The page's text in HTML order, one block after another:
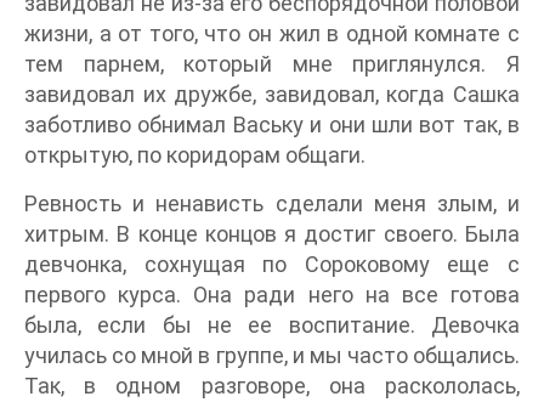
жизни, а от того, что он жил в одной комнате с
тем парнем, который мне приглянулся. Я
завидовал их дружбе, завидовал, когда Сашка
заботливо обнимал Ваську и они шли вот так, в
открытую, по коридорам общаги.
Ревность и ненависть сделали меня злым, и
хитрым. В конце концов я достиг своего. Была
девчонка, сохнущая по Сороковому еще с
первого курса. Она ради него на все готова
была, если бы не ее воспитание. Девочка
училась со мной в группе, и мы часто общались.
Так, в одном разговоре, она раскололась,